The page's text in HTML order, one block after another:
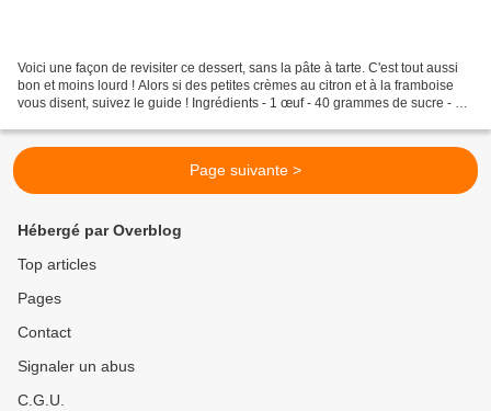
Voici une façon de revisiter ce dessert, sans la pâte à tarte. C'est tout aussi
bon et moins lourd ! Alors si des petites crèmes au citron et à la framboise
vous disent, suivez le guide ! Ingrédients - 1 œuf - 40 grammes de sucre - 1
Page suivante >
Hébergé par Overblog
Top articles
Pages
Contact
Signaler un abus
C.G.U.